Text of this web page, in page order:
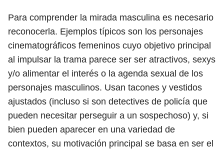
Para comprender la mirada masculina es necesario
reconocerla. Ejemplos típicos son los personajes
cinematográficos femeninos cuyo objetivo principal
al impulsar la trama parece ser ser atractivos, sexys
y/o alimentar el interés o la agenda sexual de los
personajes masculinos. Usan tacones y vestidos
ajustados (incluso si son detectives de policía que
pueden necesitar perseguir a un sospechoso) y, si
bien pueden aparecer en una variedad de
contextos, su motivación principal se basa en ser el